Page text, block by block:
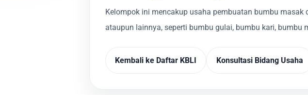
Kelompok ini mencakup usaha pembuatan bumbu
ataupun lainnya, seperti bumbu gulai, bumbu kari, bumbu
Kembali ke Daftar KBLI Konsultasi Bidang Usaha